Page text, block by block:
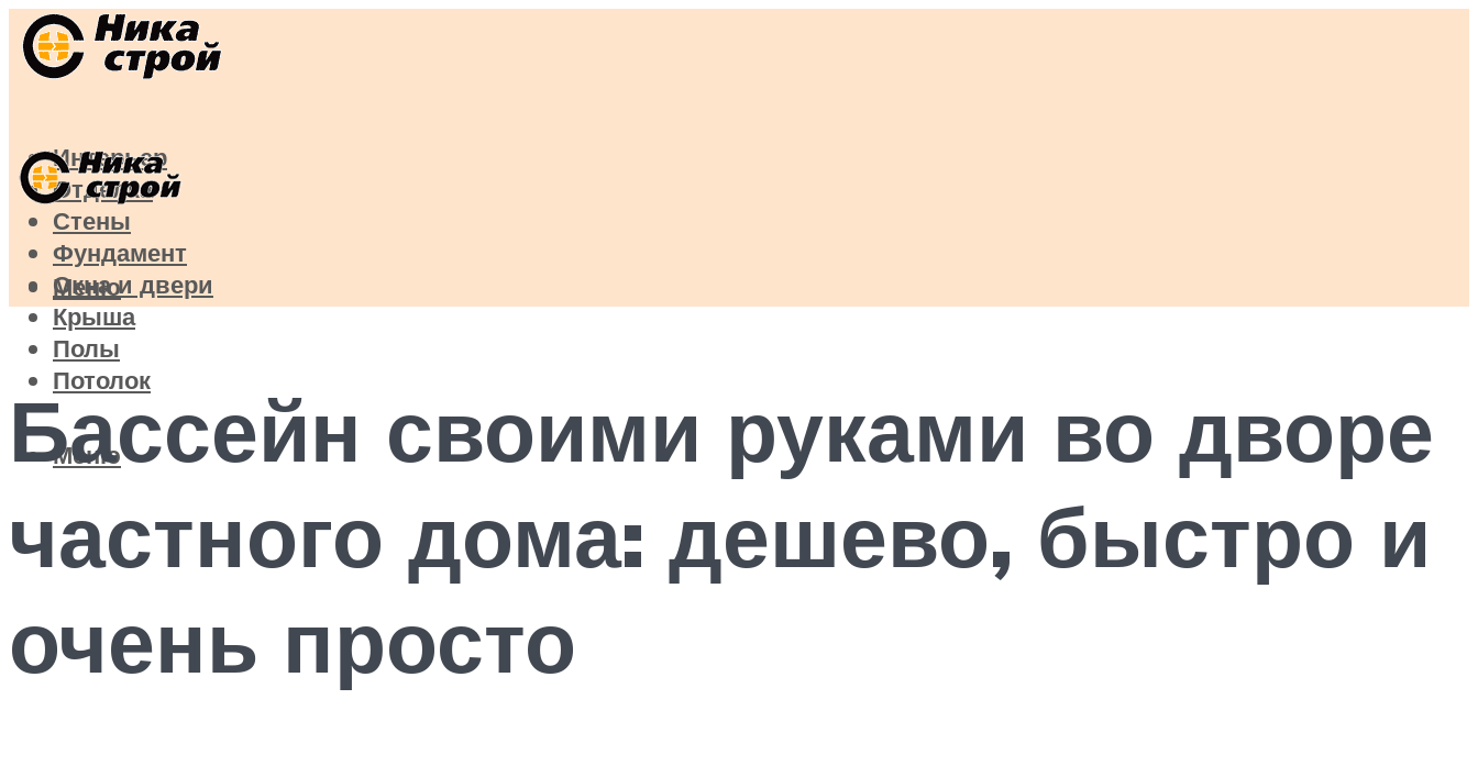
Интерьер
Отделка
Стены
Фундамент
Окна и двери
Крыша
Полы
Потолок
Меню
Меню
Бассейн своими руками во дворе
частного дома: дешево, быстро и
очень просто